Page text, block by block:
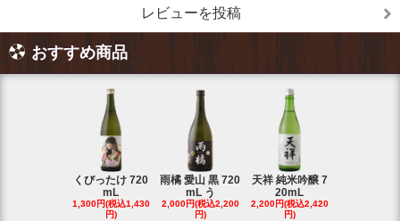
レビューを投稿
おすすめ商品
くびったけ 720
mL
1,300円(税込1,430
円)
雨橘 愛山 黒 720
mL う
2,000円(税込2,200
円)
天祥 純米吟醸 7
20mL
2,200円(税込2,420
円)